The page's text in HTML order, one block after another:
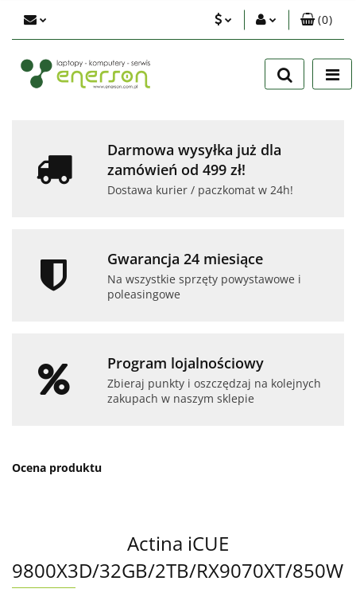
Zaloguj się
Zarejestruj się
(0)
Darmowa wysyłka już dla
zamówień od 499 zł!
Dostawa kurier / paczkomat w 24h!
Gwarancja 24 miesiące
Na wszystkie sprzęty powystawowe i
poleasingowe
Program lojalnościowy
Zbieraj punkty i oszczędzaj na kolejnych
zakupach w naszym sklepie
Ocena produktu
Actina iCUE
9800X3D/32GB/2TB/RX9070XT/850W